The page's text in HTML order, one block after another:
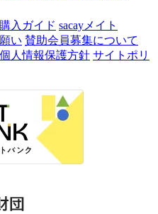
入ガイド sacayメイト
い 賛助会員募集について
個人情報保護方針 サイトポリ